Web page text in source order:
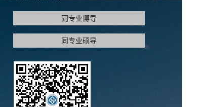
同专业博导
同专业硕导